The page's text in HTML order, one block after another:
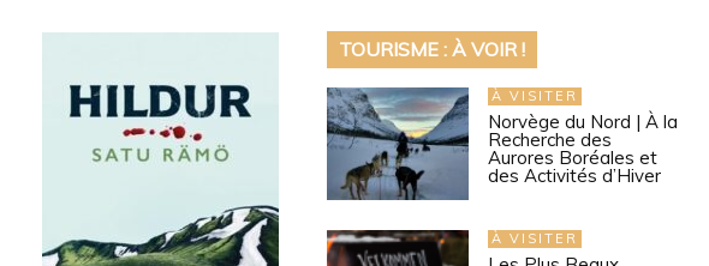
TOURISME : À VOIR !
À VISITER
Norvège du Nord | À la
Recherche des
Aurores Boréales et
des Activités d’Hiver
À VISITER